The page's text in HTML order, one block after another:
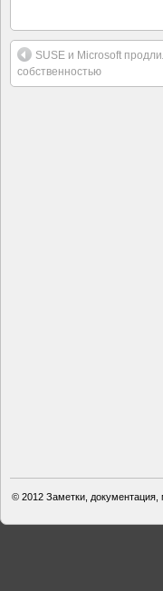
SUSE и Microsoft
собственностью
© 2012 Заметки, документация,